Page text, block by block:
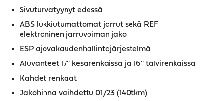
Sivuturvatyynyt edessä
ABS lukkiutumattomat jarrut sekä REF
elektroninen jarruvoiman jako
ESP ajovakaudenhallintajärjestelmä
Aluvanteet 17'' kesärenkaissa ja 16'' talvirenkaissa
Kahdet renkaat
Jakohihna vaihdettu 01/23 (140tkm)